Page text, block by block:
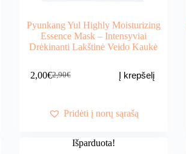
Pyunkang Yul Highly Moisturizing
Essence Mask – Intensyviai
Drėkinanti Lakštinė Veido Kaukė
2,90€
Original
2,90€.
2,00€Current
2,00€.
Į krepšelį
Pridėti į norų sąrašą
Išparduota!